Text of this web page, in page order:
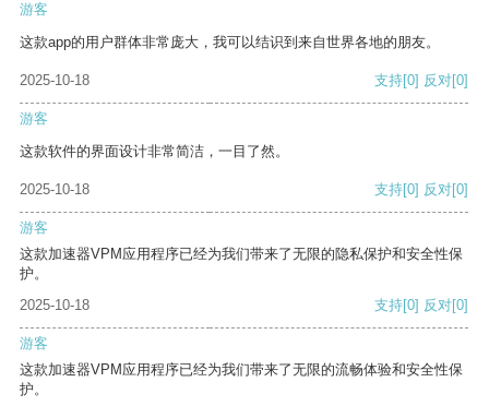
游客
这款app的用户群体非常庞大，我可以结识到来自世界各地的朋友。
2025-10-18 支持[0] 反对[0]
游客
这款软件的界面设计非常简洁，一目了然。
2025-10-18 支持[0] 反对[0]
游客
这款加速器VPM应用程序已经为我们带来了无限的隐私保护和安全性保
护。
2025-10-18
支持[0] 反对[0]
游客
这款加速器VPM应用程序已经为我们带来了无限的流畅体验和安全性保
护。